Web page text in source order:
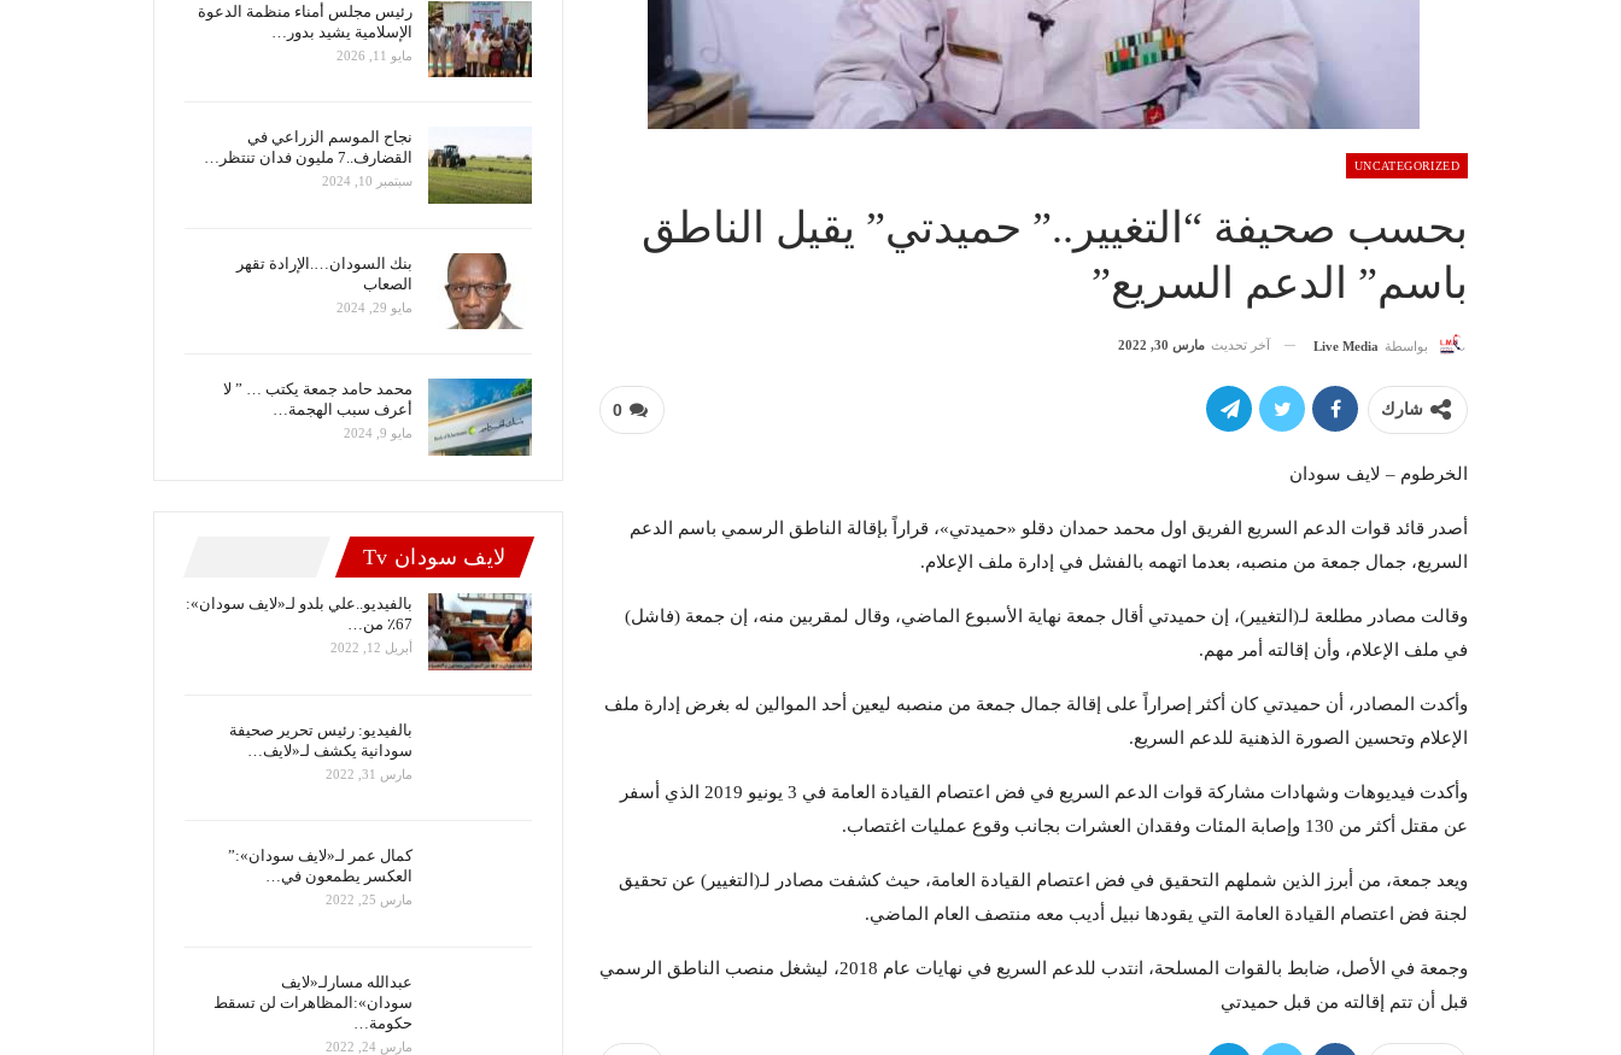
UNCATEGORIZED
بحسب صحيفة “التغيير..” حميدتي” يقيل الناطق
باسم” الدعم السريع”
بواسطة Live Media آخر تحديث مارس 30, 2022
0 شارك
الخرطوم – لايف سودان
أصدر قائد قوات الدعم السريع الفريق اول محمد حمدان دقلو «حميدتي»، قراراً بإقالة الناطق الرسمي باسم الدعم
السريع، جمال جمعة من منصبه، بعدما اتهمه بالفشل في إدارة ملف الإعلام.
وقالت مصادر مطلعة لـ(التغيير)، إن حميدتي أقال جمعة نهاية الأسبوع الماضي، وقال لمقربين منه، إن جمعة (فاشل)
في ملف الإعلام، وأن إقالته أمر مهم.
وأكدت المصادر، أن حميدتي كان أكثر إصراراً على إقالة جمال جمعة من منصبه ليعين أحد الموالين له بغرض إدارة ملف
الإعلام وتحسين الصورة الذهنية للدعم السريع.
وأكدت فيديوهات وشهادات مشاركة قوات الدعم السريع في فض اعتصام القيادة العامة في 3 يونيو 2019 الذي أسفر
عن مقتل أكثر من 130 وإصابة المئات وفقدان العشرات بجانب وقوع عمليات اغتصاب.
ويعد جمعة، من أبرز الذين شملهم التحقيق في فض اعتصام القيادة العامة، حيث كشفت مصادر لـ(التغيير) عن تحقيق
لجنة فض اعتصام القيادة العامة التي يقودها نبيل أديب معه منتصف العام الماضي.
وجمعة في الأصل، ضابط بالقوات المسلحة، انتدب للدعم السريع في نهايات عام 2018، ليشغل منصب الناطق الرسمي
قبل أن تتم إقالته من قبل حميدتي
رئيس مجلس أمناء منظمة الدعوة
الإسلامية يشيد بدور…
مايو 11, 2026
نجاح الموسم الزراعي في
القضارف..7 مليون فدان تنتظر…
سبتمبر 10, 2024
بنك السودان….الإرادة تقهر
الصعاب
مايو 29, 2024
محمد حامد جمعة يكتب … ” لا
أعرف سبب الهجمة…
مايو 9, 2024
لايف سودان Tv
بالفيديو..علي بلدو لـ«لايف سودان»:
67٪ من…
أبريل 12, 2022
بالفيديو: رئيس تحرير صحيفة
سودانية يكشف لـ«لايف…
مارس 31, 2022
كمال عمر لـ«لايف سودان»:”
العكسر يطمعون في…
مارس 25, 2022
عبدالله مسارلـ«لايف
سودان»:المظاهرات لن تسقط
حكومة…
مارس 24, 2022